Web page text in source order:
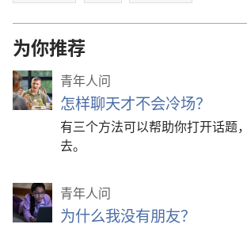
为你推荐
青年人问
怎样聊天才不会冷场？
有三个方法可以帮助你打开话题
去。
青年人问
为什么我没有朋友？